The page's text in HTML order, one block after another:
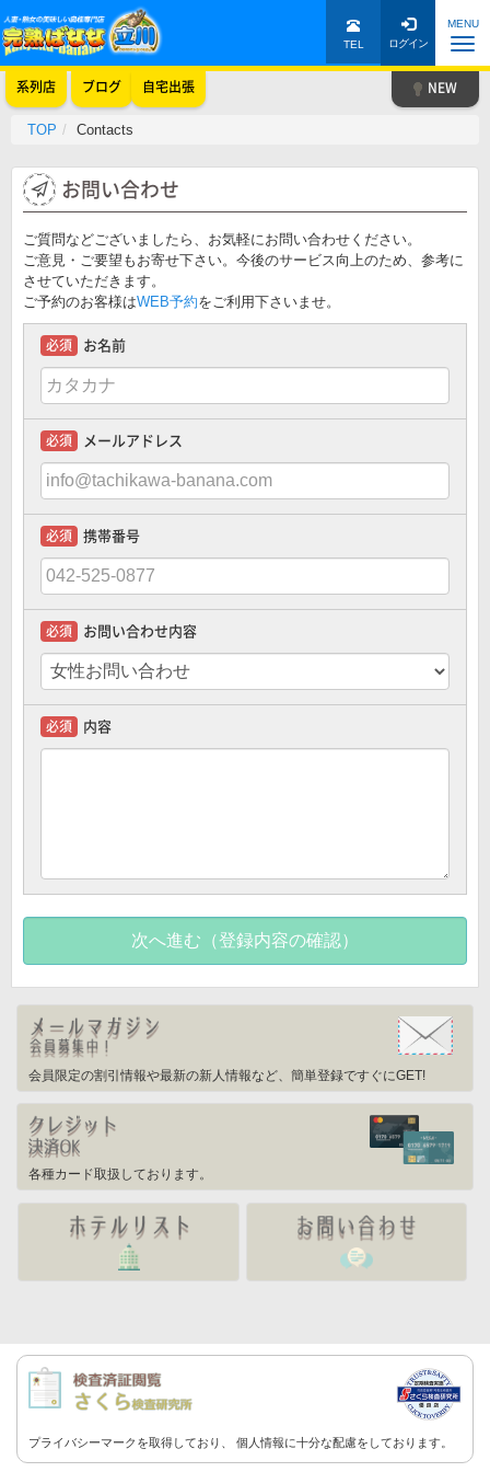
TEL
MENU
系列店 ブログ 自宅出張
TOP Contacts
お問い合わせ
ご質問などございましたら、お気軽にお問い合わせください。
ご意見・ご要望もお寄せ下さい。今後のサービス向上のため、参考に
させていただきます。
ご予約のお客様はWEB予約をご利用下さいませ。
お名前
メールアドレス
携帯番号
お問い合わせ内容
内容
会員限定の割引情報や最新の新人情報など、簡単登録ですぐにGET!
各種カード取扱しております。
プライバシーマークを取得しており、 個人情報に十分な配慮をしております。